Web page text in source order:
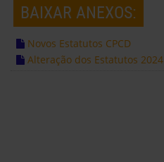
BAIXAR ANEXOS:
Novos Estatutos CPCD
Alteração dos Estatutos 2024